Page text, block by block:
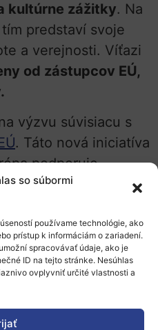
so súbormi
používame technológie, ako
prístup k informáciám o zariadení.
spracovávať údaje, ako je
ID na tejto stránke. Nesúhlas
ovplyvniť určité vlastnosti a
kultúrne zážitky. Na
predstaví svoje
a verejnosti. Víťazi
od zástupcov EÚ,
výzvu súvisiacu s
. Táto nová iniciatíva
podporuje
na niektoré
v súčasnosti
klímy,
mestách,